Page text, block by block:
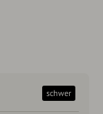
das schon
Bürgerschaft.
derschwer